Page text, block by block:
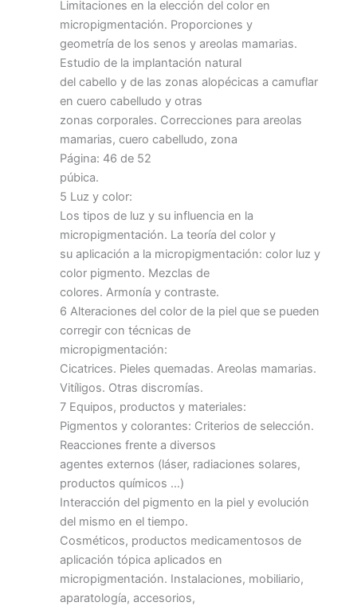
Limitaciones en la elección del color en
micropigmentación. Proporciones y
geometría de los senos y areolas mamarias.
Estudio de la implantación natural
del cabello y de las zonas alopécicas a camuflar
en cuero cabelludo y otras
zonas corporales. Correcciones para areolas
mamarias, cuero cabelludo, zona
Página: 46 de 52
púbica.
5 Luz y color:
Los tipos de luz y su influencia en la
micropigmentación. La teoría del color y
su aplicación a la micropigmentación: color luz y
color pigmento. Mezclas de
colores. Armonía y contraste.
6 Alteraciones del color de la piel que se pueden
corregir con técnicas de
micropigmentación:
Cicatrices. Pieles quemadas. Areolas mamarias.
Vitíligos. Otras discromías.
7 Equipos, productos y materiales:
Pigmentos y colorantes: Criterios de selección.
Reacciones frente a diversos
agentes externos (láser, radiaciones solares,
productos químicos …)
Interacción del pigmento en la piel y evolución
del mismo en el tiempo.
Cosméticos, productos medicamentosos de
aplicación tópica aplicados en
micropigmentación. Instalaciones, mobiliario,
aparatología, accesorios,